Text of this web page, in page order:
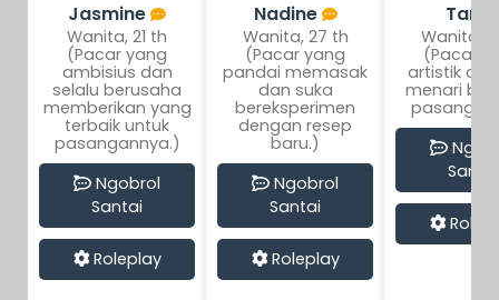
Jasmine
Wanita, 21 th
(Pacar yang
ambisius dan
selalu berusaha
memberikan yang
terbaik untuk
pasangannya.)
Ngobrol
Santai
Roleplay
Nadine
Wanita, 27 th
(Pacar yang
pandai memasak
dan suka
bereksperimen
dengan resep
baru.)
Ngobrol
Santai
Roleplay
Tari
Wanita,
(Pacar
artistik
menari
Santai